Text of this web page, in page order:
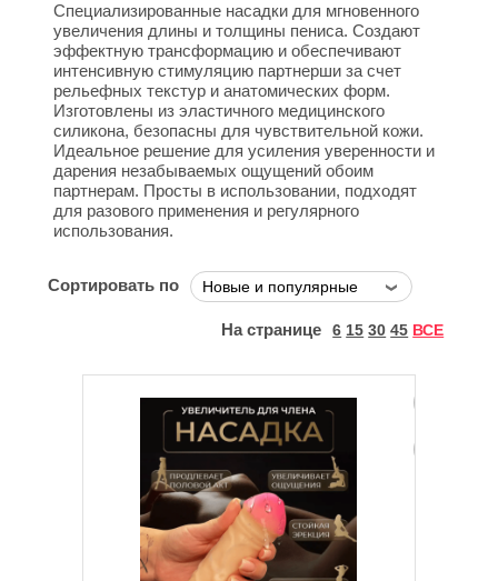
Специализированные насадки для мгновенного
увеличения длины и толщины пениса. Создают
эффектную трансформацию и обеспечивают
интенсивную стимуляцию партнерши за счет
рельефных текстур и анатомических форм.
Изготовлены из эластичного медицинского
силикона, безопасны для чувствительной кожи.
Идеальное решение для усиления уверенности и
дарения незабываемых ощущений обоим
партнерам. Просты в использовании, подходят
для разового применения и регулярного
использования.
Сортировать по
На странице 6 15 30 45 ВСЕ